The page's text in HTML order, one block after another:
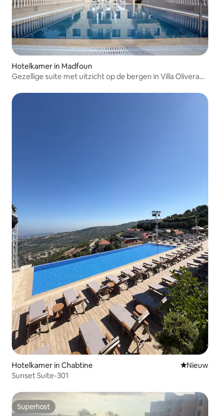
Hotelkamer in Madfoun
Gezellige suite met uitzicht op de bergen in Villa Olivera
Hotelkamer in Chabtine Nieuwe
Nieuw
Sunset Suite-301
Superhost
Superhost